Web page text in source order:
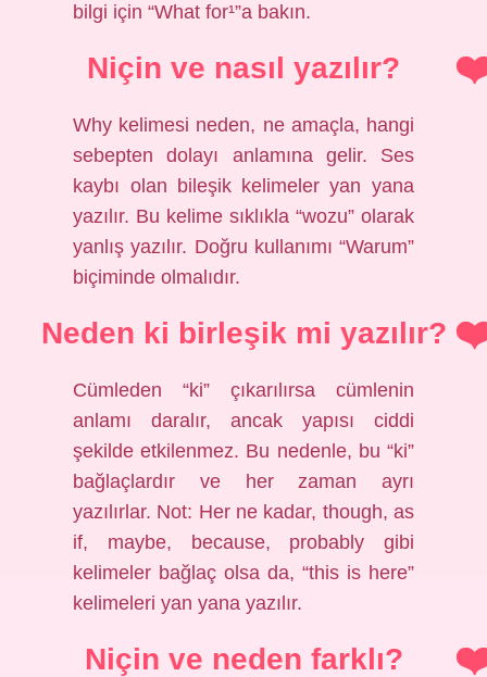
bilgi için “What for¹”a bakın.
Niçin ve nasıl yazılır?
Why kelimesi neden, ne amaçla, hangi
sebepten dolayı anlamına gelir. Ses
kaybı olan bileşik kelimeler yan yana
yazılır. Bu kelime sıklıkla “wozu” olarak
yanlış yazılır. Doğru kullanımı “Warum”
biçiminde olmalıdır.
Neden ki birleşik mi yazılır?
Cümleden “ki” çıkarılırsa cümlenin
anlamı daralır, ancak yapısı ciddi
şekilde etkilenmez. Bu nedenle, bu “ki”
bağlaçlardır ve her zaman ayrı
yazılırlar. Not: Her ne kadar, though, as
if, maybe, because, probably gibi
kelimeler bağlaç olsa da, “this is here”
kelimeleri yan yana yazılır.
Niçin ve neden farklı?